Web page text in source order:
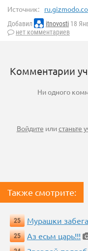
Источник:
Добавил itnovosti 18
нет комментариев
Комментарии
Ни одного
Войдите илистаньте
Также смотрите:
25 Мурашки
25
Аз есьм царь!!!